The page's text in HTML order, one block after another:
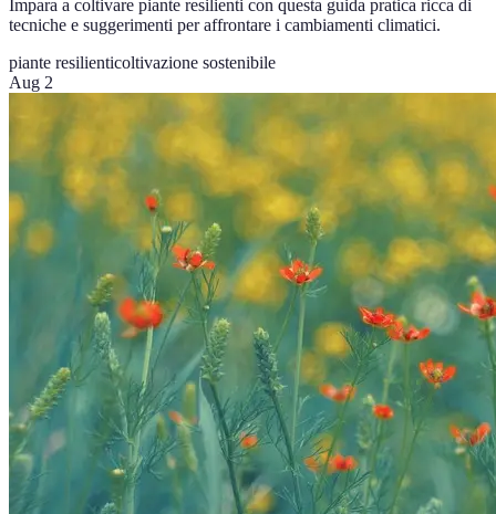
Impara a coltivare piante resilienti con questa guida pratica ricca di
tecniche e suggerimenti per affrontare i cambiamenti climatici.
piante resilienticoltivazione sostenibile
Aug 2